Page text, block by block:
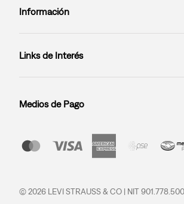
Información
Links de Interés
Medios de Pago
© 2026 LEVI STRAUSS & CO | NIT